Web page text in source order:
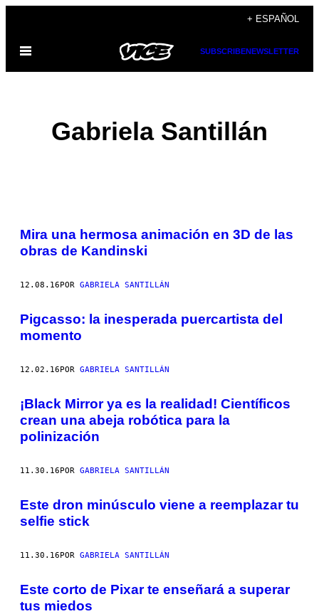
contenido
+ ESPAÑOL
Abrir
SUBSCRIBENEWSLETTER
Gabriela Santillán
POSTS
BY
THIS
Mira una hermosa animación en 3D de las
obras de Kandinski
12.08.16POR GABRIELA SANTILLÁN
Pigcasso: la inesperada puercartista del
momento
12.02.16POR GABRIELA SANTILLÁN
¡Black Mirror ya es la realidad! Científicos
crean una abeja robótica para la
polinización
11.30.16POR GABRIELA SANTILLÁN
Este dron minúsculo viene a reemplazar tu
selfie stick
11.30.16POR GABRIELA SANTILLÁN
Este corto de Pixar te enseñará a superar
tus miedos